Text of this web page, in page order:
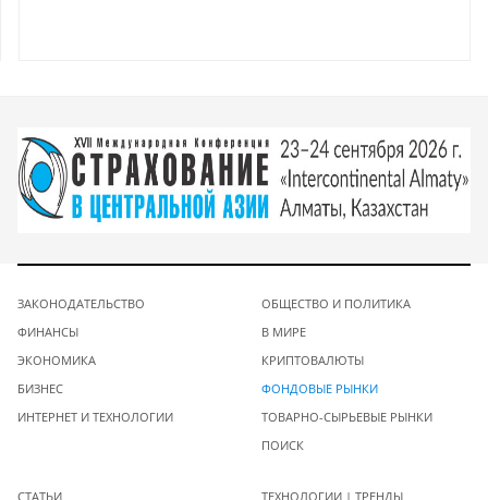
ЗАКОНОДАТЕЛЬСТВО
ФИНАНСЫ
ЭКОНОМИКА
БИЗНЕС
ИНТЕРНЕТ И ТЕХНОЛОГИИ
ОБЩЕСТВО И ПОЛИТИКА
В МИРЕ
КРИПТОВАЛЮТЫ
ФОНДОВЫЕ РЫНКИ
ТОВАРНО-СЫРЬЕВЫЕ РЫНКИ
ПОИСК
СТАТЬИ
ТЕХНОЛОГИИ | ТРЕНДЫ